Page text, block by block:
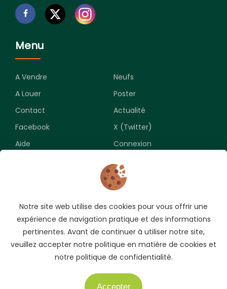
Menu
A Vendre
Neufs
A Louer
Poster
Contact
Actualité
Facebook
X (Twitter)
Aide
Connexion
Souscrivez pour recevoir les meilleures opportunités.
Notre site web utilise des cookies pour vous offrir une
expérience de navigation pratique et des informations
pertinentes. Avant de continuer à utiliser notre site,
veuillez accepter notre politique en matière de cookies et
notre politique de confidentialité.
Accepter